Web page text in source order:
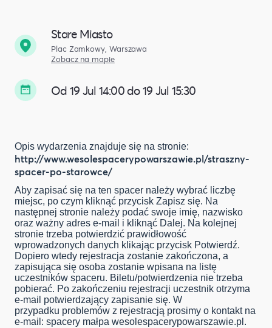
Stare Miasto
Plac Zamkowy, Warszawa
Zobacz na mapie
Od 19 Jul 14:00 do 19 Jul 15:30
Opis wydarzenia znajduje się na stronie:
http://www.wesolespacerypowarszawie.pl/straszny-
spacer-po-starowce/
Aby zapisać się na ten spacer należy wybrać liczbę
miejsc, po czym kliknąć przycisk Zapisz się. Na
następnej stronie należy podać swoje imię, nazwisko
oraz ważny adres e-mail i kliknąć Dalej. Na kolejnej
stronie trzeba potwierdzić prawidłowość
wprowadzonych danych klikając przycisk Potwierdź.
Dopiero wtedy rejestracja zostanie zakończona, a
zapisująca się osoba zostanie wpisana na listę
uczestników spaceru. Biletu/potwierdzenia nie trzeba
pobierać. Po zakończeniu rejestracji uczestnik otrzyma
e-mail potwierdzający zapisanie się. W
przypadku problemów z rejestracją prosimy o kontakt na
e-mail: spacery małpa wesolespacerypowarszawie.pl.